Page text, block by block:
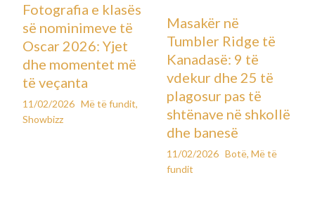
Fotografia e klasës
së nominimeve të
Oscar 2026: Yjet
dhe momentet më
të veçanta
11/02/2026 Më të fundit,
Showbizz
Masakër në
Tumbler Ridge të
Kanadasë: 9 të
vdekur dhe 25 të
plagosur pas të
shtënave në shkollë
dhe banesë
11/02/2026 Botë, Më të
fundit